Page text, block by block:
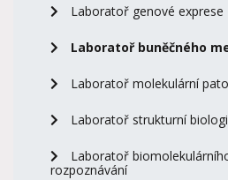
Laboratoř genové exprese
Laboratoř buněčného
Laboratoř molekulární
Laboratoř strukturní
Laboratoř
rozpoznávání